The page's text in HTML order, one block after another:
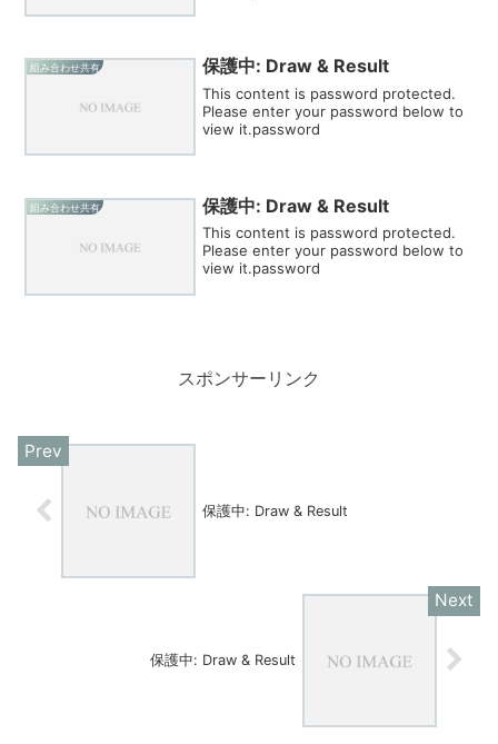
組み合わせ共有 保護中: Draw & Result
This content is password protected.
Please enter your password below to
view it.password
組み合わせ共有 保護中: Draw & Result
This content is password protected.
Please enter your password below to
view it.password
スポンサーリンク
保護中: Draw & Result
保護中: Draw & Result